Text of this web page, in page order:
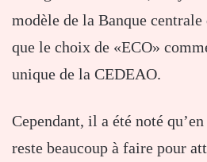
modèle de la Banque
que le choix de «ECO»
unique de la CEDEAO.
Cependant, il a été noté
reste beaucoup à faire pour